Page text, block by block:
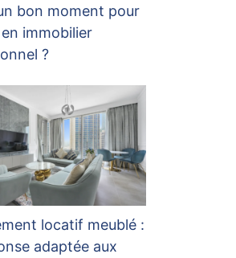
bon moment pour
immobilier
?
locatif meublé :
adaptée aux